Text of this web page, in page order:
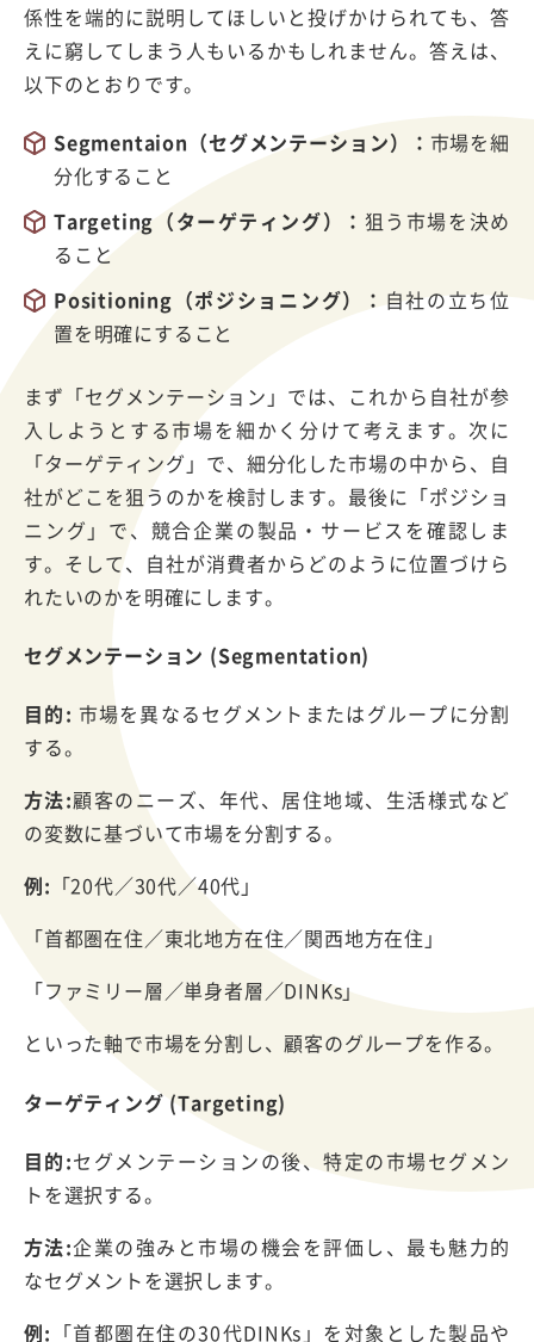
係性を端的に説明してほしいと投げかけられても、答
えに窮してしまう人もいるかもしれません。答えは、
以下のとおりです。
Segmentaion（セグメンテーション）： 市場を細
分化すること
Targeting（ターゲティング）： 狙う市場を決め
ること
Positioning（ポジショニング）： 自社の立ち位
置を明確にすること
まず「セグメンテーション」では、これから自社が参
入しようとする市場を細かく分けて考えます。次に
「ターゲティング」で、細分化した市場の中から、自
社がどこを狙うのかを検討します。最後に「ポジショ
ニング」で、競合企業の製品・サービスを確認しま
す。そして、自社が消費者からどのように位置づけら
れたいのかを明確にします。
セグメンテーション (Segmentation)
目的: 市場を異なるセグメントまたはグループに分割
する。
方法:顧客のニーズ、年代、居住地域、生活様式など
の変数に基づいて市場を分割する。
例: 「20代／30代／40代」
「首都圏在住／東北地方在住／関西地方在住」
「ファミリー層／単身者層／DINKs」
といった軸で市場を分割し、顧客のグループを作る。
ターゲティング (Targeting)
目的:セグメンテーションの後、特定の市場セグメン
トを選択する。
方法:企業の強みと市場の機会を評価し、最も魅力的
なセグメントを選択します。
例: 「首都圏在住の30代DINKs」を対象とした製品や